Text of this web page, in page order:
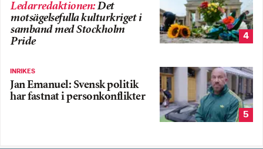
Ledarredaktionen:Det
motsägelsefulla kulturkriget i
samband med Stockholm
Pride
4
INRIKES
Jan Emanuel: Svensk politik
har fastnat i personkonflikter
5